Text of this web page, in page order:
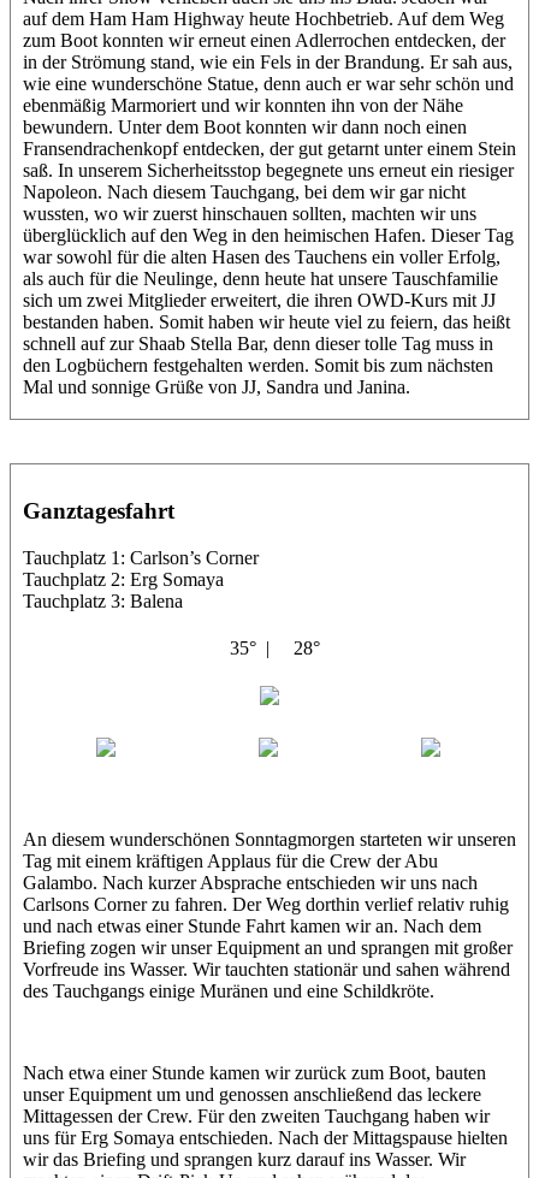
auf dem Ham Ham Highway heute Hochbetrieb. Auf dem Weg
zum Boot konnten wir erneut einen Adlerrochen entdecken, der
in der Strömung stand, wie ein Fels in der Brandung. Er sah aus,
wie eine wunderschöne Statue, denn auch er war sehr schön und
ebenmäßig Marmoriert und wir konnten ihn von der Nähe
bewundern. Unter dem Boot konnten wir dann noch einen
Fransendrachenkopf entdecken, der gut getarnt unter einem Stein
saß. In unserem Sicherheitsstop begegnete uns erneut ein riesiger
Napoleon. Nach diesem Tauchgang, bei dem wir gar nicht
wussten, wo wir zuerst hinschauen sollten, machten wir uns
überglücklich auf den Weg in den heimischen Hafen. Dieser Tag
war sowohl für die alten Hasen des Tauchens ein voller Erfolg,
als auch für die Neulinge, denn heute hat unsere Tauschfamilie
sich um zwei Mitglieder erweitert, die ihren OWD-Kurs mit JJ
bestanden haben. Somit haben wir heute viel zu feiern, das heißt
schnell auf zur Shaab Stella Bar, denn dieser tolle Tag muss in
den Logbüchern festgehalten werden. Somit bis zum nächsten
Mal und sonnige Grüße von JJ, Sandra und Janina.
Ganztagesfahrt
Tauchplatz 1: Carlson’s Corner
Tauchplatz 2: Erg Somaya
Tauchplatz 3: Balena
35° | 28°
An diesem wunderschönen Sonntagmorgen starteten wir unseren
Tag mit einem kräftigen Applaus für die Crew der Abu
Galambo. Nach kurzer Absprache entschieden wir uns nach
Carlsons Corner zu fahren. Der Weg dorthin verlief relativ ruhig
und nach etwas einer Stunde Fahrt kamen wir an. Nach dem
Briefing zogen wir unser Equipment an und sprangen mit großer
Vorfreude ins Wasser. Wir tauchten stationär und sahen während
des Tauchgangs einige Muränen und eine Schildkröte.
Nach etwa einer Stunde kamen wir zurück zum Boot, bauten
unser Equipment um und genossen anschließend das leckere
Mittagessen der Crew. Für den zweiten Tauchgang haben wir
uns für Erg Somaya entschieden. Nach der Mittagspause hielten
wir das Briefing und sprangen kurz darauf ins Wasser. Wir